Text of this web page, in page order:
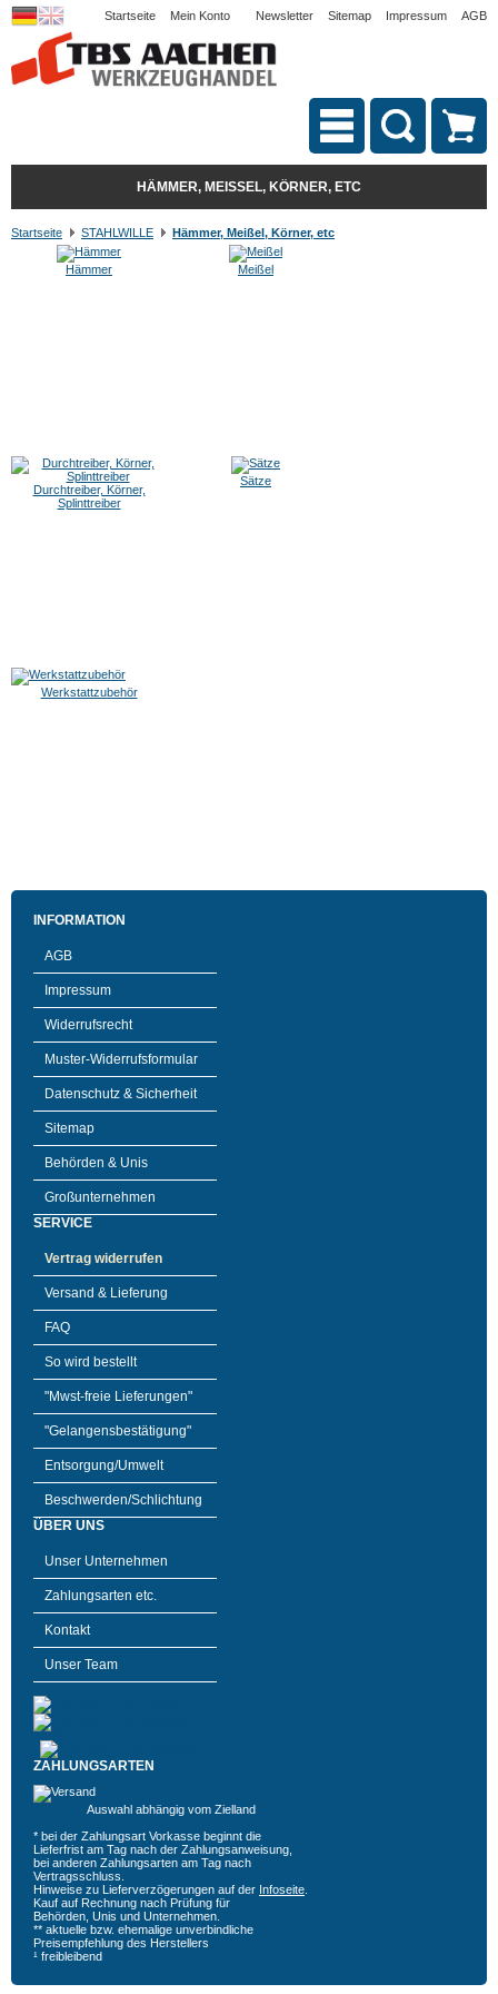
Startseite Mein Konto Newsletter Sitemap Impressum AGB
HÄMMER, MEISSEL, KÖRNER, ETC
Startseite STAHLWILLE Hämmer, Meißel, Körner, etc
Hämmer Meißel
Durchtreiber, Körner,
Splinttreiber
Sätze
Werkstattzubehör
INFORMATION
AGB
Impressum
Widerrufsrecht
Muster-Widerrufsformular
Datenschutz & Sicherheit
Sitemap
Behörden & Unis
Großunternehmen
SERVICE
Vertrag widerrufen
Versand & Lieferung
FAQ
So wird bestellt
"Mwst-freie Lieferungen"
"Gelangensbestätigung"
Entsorgung/Umwelt
Beschwerden/Schlichtung
ÜBER UNS
Unser Unternehmen
Zahlungsarten etc.
Kontakt
Unser Team
ZAHLUNGSARTEN
Auswahl abhängig vom Zielland
* bei der Zahlungsart Vorkasse beginnt die
Lieferfrist am Tag nach der Zahlungsanweisung,
bei anderen Zahlungsarten am Tag nach
Vertragsschluss.
Hinweise zu Lieferverzögerungen auf der Infoseite
Kauf auf Rechnung nach Prüfung für
Behörden, Unis und Unternehmen.
** aktuelle bzw. ehemalige unverbindliche
Preisempfehlung des Herstellers
¹ freibleibend